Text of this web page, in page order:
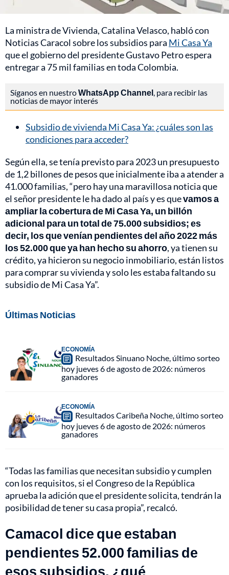
La ministra de Vivienda, Catalina Velasco, habló con
Noticias Caracol sobre los subsidios para Mi Casa Ya
que el gobierno del presidente Gustavo Petro espera
entregar a 75 mil familias en toda Colombia.
Síganos en nuestroWhatsApp Channel , para recibir las
noticias de mayor interés
Subsidio de vivienda Mi Casa Ya: ¿cuáles son las
condiciones para acceder?
Según ella, se tenía previsto para 2023 un presupuesto
de 1,2 billones de pesos que inicialmente iba a atender a
41.000 familias, “pero hay una maravillosa noticia que
el señor presidente le ha dado al país y es quevamos a
ampliar la cobertura de Mi Casa Ya, un billón
adicional para un total de 75.000 subsidios; es
decir, los que venían pendientes del año 2022 más
los 52.000 que ya han hecho su ahorro, ya tienen su
crédito, ya hicieron su negocio inmobiliario, están listos
para comprar su vivienda y solo les estaba faltando su
subsidio de Mi Casa Ya”.
Últimas Noticias
ECONOMÍA
Resultados Sinuano Noche, último sorteo
hoy jueves 6 de agosto de 2026: números
ganadores
ECONOMÍA
Resultados Caribeña Noche, último sorteo
hoy jueves 6 de agosto de 2026: números
ganadores
“Todas las familias que necesitan subsidio y cumplen
con los requisitos, si el Congreso de la República
aprueba la adición que el presidente solicita, tendrán la
posibilidad de tener su casa propia”, recalcó.
Camacol dice que estaban
pendientes 52.000 familias de
esos subsidios, ¿qué